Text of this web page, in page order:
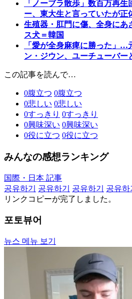
「ノーブラ散歩」数百万再
ー、東大生と言っていたが正
生殖器・肛門に傷、全身に
ス犬＝韓国
「愛が全身麻痺に勝った」…
ン・ジウン、ユーチューバー
この記事を読んで…
0腹立つ 0腹立つ
0悲しい 0悲しい
0すっきり 0すっきり
0興味深い 0興味深い
0役に立つ 0役に立つ
みんなの感想ランキング
国際・日本 記事
공유하기
공유하기 공유하기 공유하
リンクコピーが完了しました。
포토뷰어
뉴스 메뉴 보기